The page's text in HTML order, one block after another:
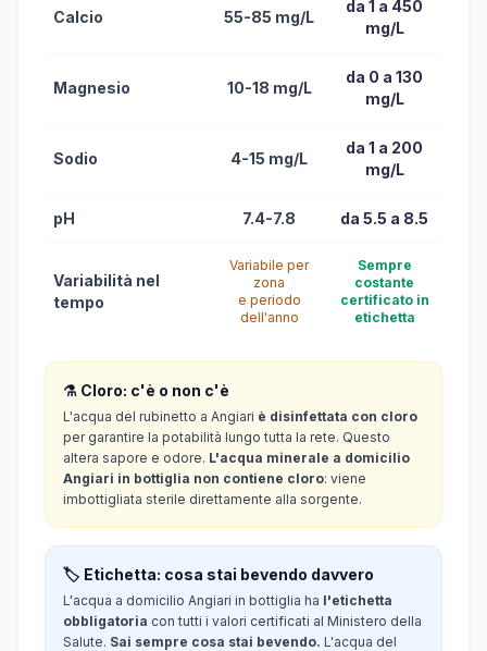
Calcio 55-85 mg/L
da 1 a 450
mg/L
Magnesio 10-18 mg/L
da 0 a 130
mg/L
Sodio 4-15 mg/L
da 1 a 200
mg/L
pH 7.4-7.8 da 5.5 a 8.5
Variabilità nel
tempo
Variabile per
zona
e periodo
dell'anno
Sempre
costante
certificato in
etichetta
⚗️ Cloro: c'è o non c'è
L'acqua del rubinetto a Angiari è disinfettata con cloro
per garantire la potabilità lungo tutta la rete. Questo
altera sapore e odore. L'acqua minerale a domicilio
Angiari in bottiglia non contiene cloro: viene
imbottigliata sterile direttamente alla sorgente.
🏷️ Etichetta: cosa stai bevendo davvero
L'acqua a domicilio Angiari in bottiglia ha l'etichetta
obbligatoria con tutti i valori certificati al Ministero della
Salute. Sai sempre cosa stai bevendo. L'acqua del